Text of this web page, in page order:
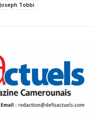
Joseph Tobbi